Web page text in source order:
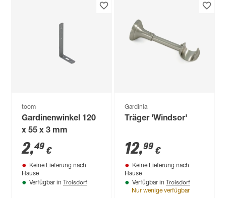
toom
Gardinenwinkel 120
x 55 x 3 mm
2,49 €
Keine Lieferung nach
Hause
Verfügbar in Troisdorf
Gardinia
Träger 'Windsor'
12,99 €
Keine Lieferung nach
Hause
Verfügbar in Troisdorf
Nur wenige verfügbar